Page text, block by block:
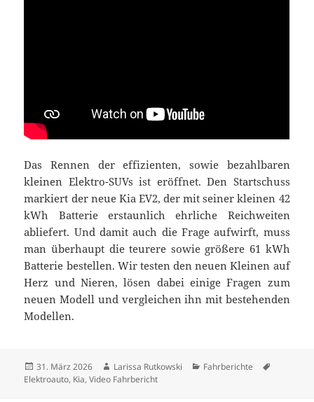
Das Rennen der effizienten, sowie bezahlbaren
kleinen Elektro-SUVs ist eröffnet. Den Startschuss
markiert der neue Kia EV2, der mit seiner kleinen 42
kWh Batterie erstaunlich ehrliche Reichweiten
abliefert. Und damit auch die Frage aufwirft, muss
man überhaupt die teurere sowie größere 61 kWh
Batterie bestellen. Wir testen den neuen Kleinen auf
Herz und Nieren, lösen dabei einige Fragen zum
neuen Modell und vergleichen ihn mit bestehenden
Modellen.
Veröffentlicht
am
31. März 2026 Autor
Larissa Rutkowski Kategorien
Fahrberichte
Elektroauto, Kia,Video Fahrbericht